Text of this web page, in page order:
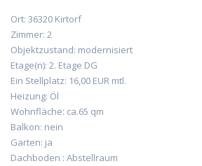
Ort: 36320 Kirtorf
Zimmer: 2
Objektzustand: modernisiert
Etage(n): 2. Etage DG
Ein Stellplatz: 16,00 EUR mtl.
Heizung: Öl
Wohnfläche: ca.65 qm
Balkon: nein
Garten: ja
Dachboden : Abstellraum